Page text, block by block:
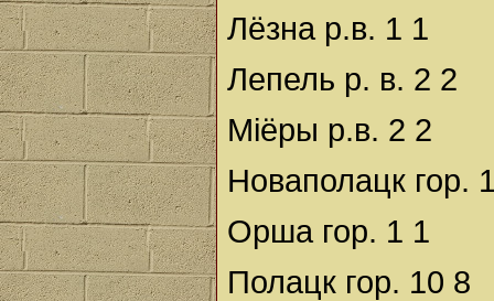
Лёзна р.в. 1 1
Лепель р. в. 2 2
Міёры р.в. 2 2
Новаполацк гор.
Орша гор. 1 1
Полацк гор. 10 8